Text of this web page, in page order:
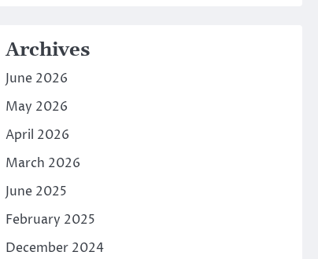
Archives
June 2026
May 2026
April 2026
March 2026
June 2025
February 2025
December 2024